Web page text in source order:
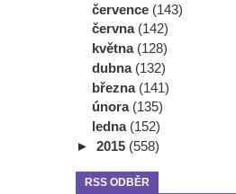
července (143)
června (142)
května (128)
dubna (132)
března (141)
února (135)
ledna (152)
► 2015 (558)
RSS ODBĚR